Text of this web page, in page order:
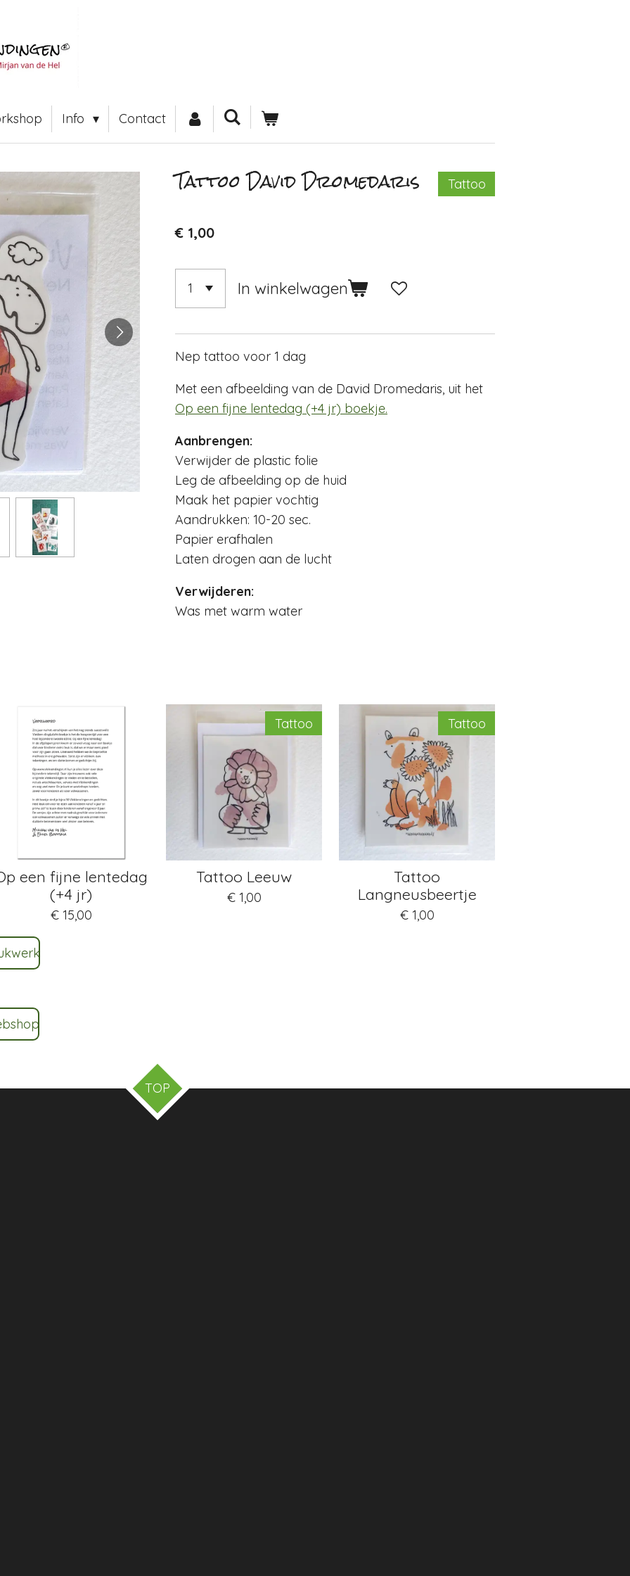
Info Contact
Tattoo David Dromedaris Tattoo
€ 1,00
In winkelwagen
Nep tattoo voor 1 dag
Met een afbeelding van de David Dromedaris, uit het
Op een fijne lentedag (+4 jr) boekje.
Aanbrengen:
Verwijder de plastic folie
Leg de afbeelding op de huid
Maak het papier vochtig
Aandrukken: 10-20 sec.
Papier erafhalen
Laten drogen aan de lucht
Verwijderen:
Was met warm water
een fijne lentedag
(+4 jr)
€ 15,00
Tattoo
Tattoo Leeuw
€ 1,00
Tattoo
Tattoo
Langneusbeertje
€ 1,00
TOP